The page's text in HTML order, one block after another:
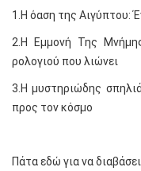
1.Η όαση της Αιγύπτου:
2.Η Εμμονή Της
ρολογιού που λιώνει
3.Η μυστηριώδης
προς τον κόσμο
Πάτα εδώ για να